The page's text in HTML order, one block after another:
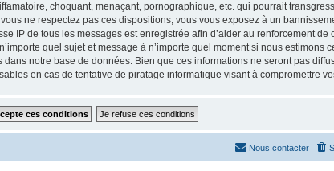
choquant, menaçant, pornographique, etc. qui pourrait
ne respectez pas ces dispositions, vous vous exposez à un
IP de tous les messages est enregistrée afin d’aider au renforcement
quel sujet et message à n’importe quel moment si nous estimons
notre base de données. Bien que ces informations ne seront pas
en cas de tentative de piratage informatique visant à compromettre
Nous contacter